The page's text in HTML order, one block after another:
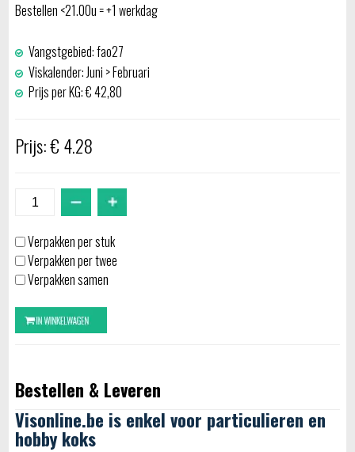
Bestellen <21.00u = +1 werkdag
Vangstgebied: fao27
Viskalender: Juni > Februari
Prijs per KG: € 42,80
Prijs: € 4.28
Verpakken per stuk
Verpakken per twee
Verpakken samen
Bestellen & Leveren
Visonline.be is enkel voor particulieren en
hobby koks